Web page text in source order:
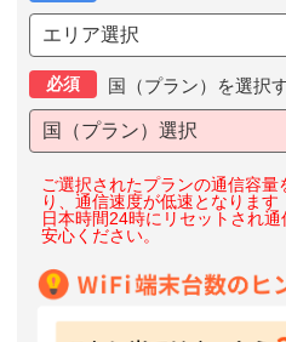
エリア選択
必須 国（プラン）を選択
国（プラン）選択
ご選択されたプランの通信容
り、通信速度が低速となります
日本時間24時にリセットされ
安心ください。